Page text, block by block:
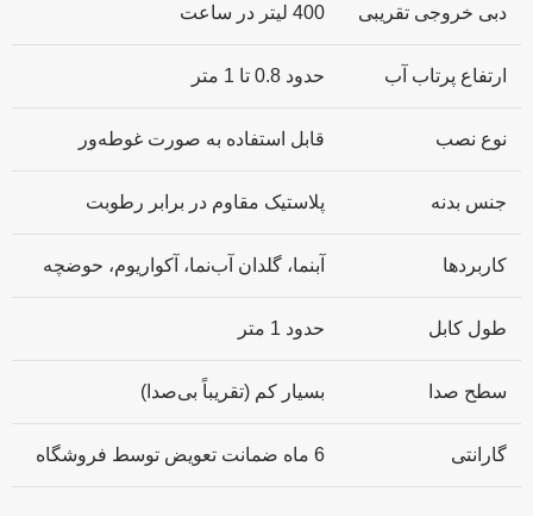
دبی خروجی تقریبی 400 لیتر در ساعت
ارتفاع پرتاب آب حدود 0.8 تا 1 متر
نوع نصب قابل استفاده به صورت غوطه‌ور
جنس بدنه پلاستیک مقاوم در برابر رطوبت
کاربردها آبنما، گلدان آب‌نما، آکواریوم، حوضچه
طول کابل حدود 1 متر
سطح صدا بسیار کم (تقریباً بی‌صدا)
گارانتی 6 ماه ضمانت تعویض توسط فروشگاه